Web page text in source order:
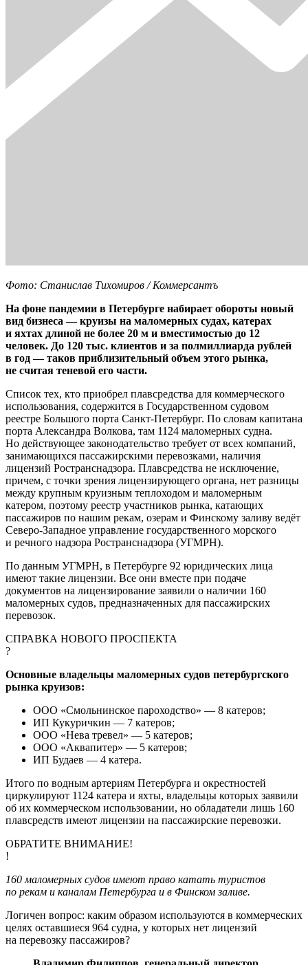
Фото: Станислав Тихомиров / Коммерсантъ
На фоне пандемии в Петербурге набирает обороты новый
вид бизнеса — круизы на маломерных судах, катерах
и яхтах длиной не более 20 м и вместимостью до 12
человек. До 120 тыс. клиентов и за полмиллиарда рублей
в год — таков приблизительный объем этого рынка,
не считая теневой его части.
Список тех, кто приобрел плавсредства для коммерческого
использования, содержится в Государственном судовом
реестре Большого порта Санкт-Петербург. По словам капитана
порта Александра Волкова, там 1124 маломерных судна.
Но действующее законодательство требует от всех компаний,
занимающихся пассажирскими перевозками, наличия
лицензий Ространснадзора. Плавсредства не исключение,
причем, с точки зрения лицензирующего органа, нет разницы
между крупным круизным теплоходом и маломерным
катером, поэтому реестр участников рынка, катающих
пассажиров по нашим рекам, озерам и Финскому заливу ведёт
Северо-Западное управление государственного морского
и речного надзора Ространснадзора (УГМРН).
По данным УГМРН, в Петербурге 92 юридических лица
имеют такие лицензии. Все они вместе при подаче
документов на лицензирование заявили о наличии 160
маломерных судов, предназначенных для пассажирских
перевозок.
СПРАВКА НОВОГО ПРОСПЕКТА
?
Основные владельцы маломерных судов петербургского
рынка круизов:
ООО «Смольнинское пароходство» — 8 катеров;
ИП Кукуричкин — 7 катеров;
ООО «Нева тревел» — 5 катеров;
ООО «Аквапитер» — 5 катеров;
ИП Будаев — 4 катера.
Итого по водным артериям Петербурга и окрестностей
циркулируют 1124 катера и яхты, владельцы которых заявили
об их коммерческом использовании, но обладатели лишь 160
плавсредств имеют лицензии на пассажирские перевозки.
ОБРАТИТЕ ВНИМАНИЕ!
!
160 маломерных судов имеют право катать туристов
по рекам и каналам Петербурга и в Финском заливе.
Логичен вопрос: каким образом используются в коммерческих
целях оставшиеся 964 судна, у которых нет лицензий
на перевозку пассажиров?